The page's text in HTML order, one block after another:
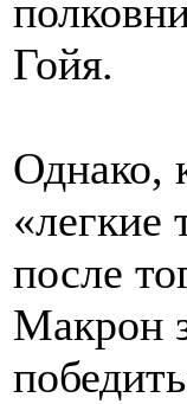
Гойя.
Однако,
«легкие
после
Макрон